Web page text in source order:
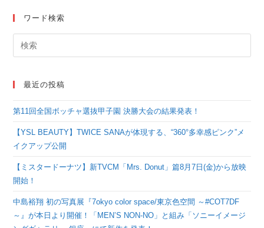
ワード検索
最近の投稿
第11回全国ボッチャ選抜甲子園 決勝大会の結果発表！
【YSL BEAUTY】TWICE SANAが体現する、“360°多幸感ピンク”メ
イクアップ公開
【ミスタードーナツ】新TVCM「Mrs. Donut」篇8月7日(金)から放映
開始！
中島裕翔 初の写真展『7okyo color space/東京色空間 ～#COT7DF
～』が本日より開催！「MEN’S NON-NO」と組み「ソニーイメージ